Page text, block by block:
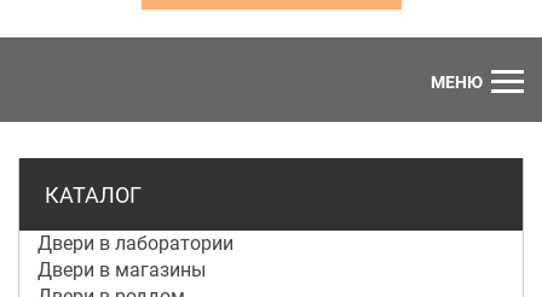
МЕНЮ
КАТАЛОГ
Двери в лаборатории
Двери в магазины